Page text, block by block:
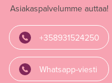
Asiakaspalvelumme auttaa!
+358931524250
Whatsapp-viesti